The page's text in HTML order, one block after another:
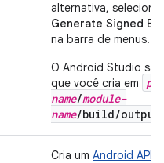
alternativa, selecione
Generate Signed
na barra de menus.
O Android Studio
que você cria em
name/module-
name/build/
Cria um Android APP